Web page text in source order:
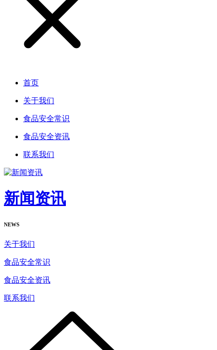
首页
关于我们
食品安全常识
食品安全资讯
联系我们
新闻资讯
NEWS
关于我们
食品安全常识
食品安全资讯
联系我们